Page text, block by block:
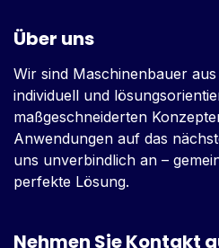
Über uns
Wir sind Maschinenbauer
individuell und
maßgeschneiderten
Anwendungen auf das
uns unverbindlich an –
perfekte Lösung.
Nehmen Sie Kontakt